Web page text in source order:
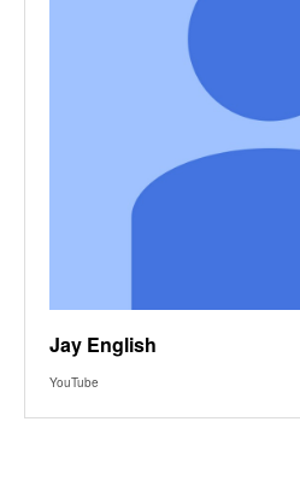
Jay English
YouTube